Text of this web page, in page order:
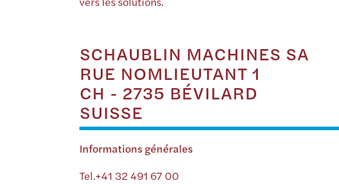
SCHAUBLIN MACHINES SA
RUE NOMLIEUTANT 1
CH - 2735 BÉVILARD
SUISSE
Informations générales
Tel.+41 32 491 67 00